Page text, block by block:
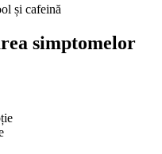
și cafeină
simptomelor